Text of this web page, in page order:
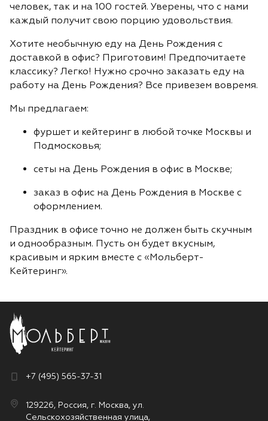
человек, так и на 100 гостей. Уверены, что с нами
каждый получит свою порцию удовольствия.
Хотите необычную еду на День Рождения с
доставкой в офис? Приготовим! Предпочитаете
классику? Легко! Нужно срочно заказать еду на
работу на День Рождения? Все привезем вовремя.
Мы предлагаем:
фуршет и кейтеринг в любой точке Москвы и
Подмосковья;
сеты на День Рождения в офис в Москве;
заказ в офис на День Рождения в Москве с
оформлением.
Праздник в офисе точно не должен быть скучным
и однообразным. Пусть он будет вкусным,
красивым и ярким вместе с «Мольберт-
Кейтеринг».
+7 (495) 565-37-31
129226, Россия, г. Москва, ул.
Сельскохозяйственная улица,